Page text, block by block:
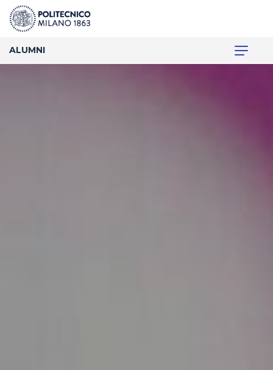
ALUMNI